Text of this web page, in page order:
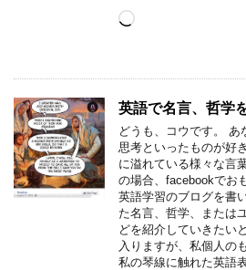
Loading…
英語で名言、哲学
どうも、コウです。
思考といったものが好
に溢れている様々な言
の場合、facebookでお
英語学習のブログを書
た名言、哲学、または
どを紹介していきたい
入りますが、私個人の
私の琴線に触れた英語